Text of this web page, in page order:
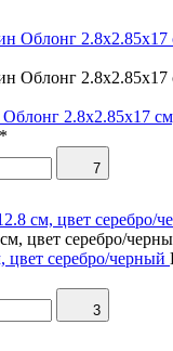
2.8х2.85х17
7
цвет серебро/черный
3